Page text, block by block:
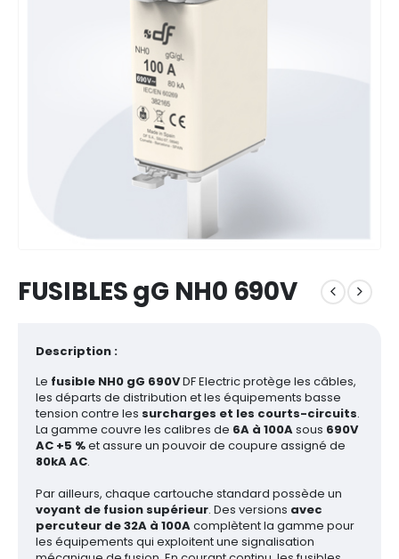
FUSIBLES gG NH0 690V
Description :
Le fusible NH0 gG 690VDF Electric protège les câbles,
les départs de distribution et les équipements basse
tension contre les surcharges et les courts-circuits.
La gamme couvre les calibres de 6A à 100Asous 690V
AC +5 %et assure un pouvoir de coupure assigné de
80kA AC.
Par ailleurs, chaque cartouche standard possède un
voyant de fusion supérieur. Des versions avec
percuteur de 32A à 100Acomplètent la gamme pour
les équipements qui exploitent une signalisation